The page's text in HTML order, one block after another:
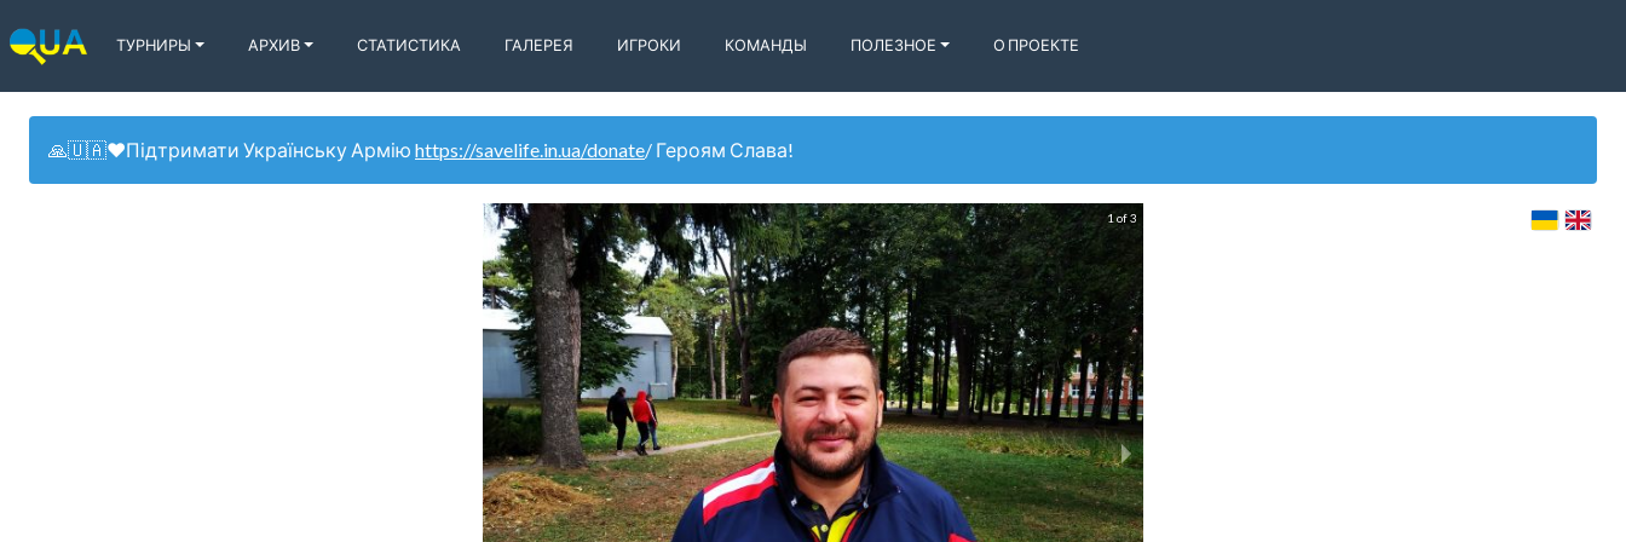
ТУРНИРЫ АРХИВ СТАТИСТИКА ГАЛЕРЕЯ ИГРОКИ КОМАНДЫ ПОЛЕЗНОЕ О ПРОЕКТЕ
🙏🇺🇦❤️Підтримати Українську Армію https://savelife.in.ua/donate/ Героям Слава!
1 of 3